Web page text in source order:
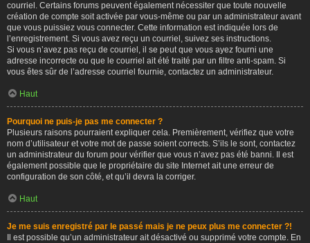
courriel. Certains forums peuvent également nécessiter que toute nouvelle
création de compte soit activée par vous-même ou par un administrateur avant
que vous puissiez vous connecter. Cette information est indiquée lors de
l’enregistrement. Si vous avez reçu un courriel, suivez ses instructions.
Si vous n’avez pas reçu de courriel, il se peut que vous ayez fourni une
adresse incorrecte ou que le courriel ait été traité par un filtre anti-spam. Si
vous êtes sûr de l’adresse courriel fournie, contactez un administrateur.
Haut
Pourquoi ne puis-je pas me connecter ?
Plusieurs raisons pourraient expliquer cela. Premièrement, vérifiez que votre
nom d’utilisateur et votre mot de passe soient corrects. S’ils le sont, contactez
un administrateur du forum pour vérifier que vous n’avez pas été banni. Il est
également possible que le propriétaire du site Internet ait une erreur de
configuration de son côté, et qu’il devra la corriger.
Haut
Je me suis enregistré par le passé mais je ne peux plus me connecter ?!
Il est possible qu’un administrateur ait désactivé ou supprimé votre compte. En